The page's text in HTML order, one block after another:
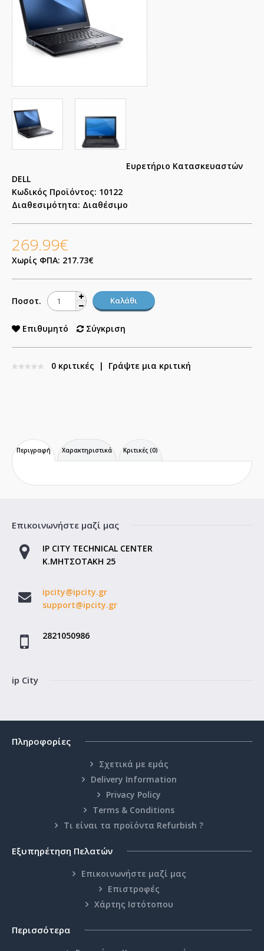
Ευρετήριο Κατασκευαστών
DELL
Κωδικός Προϊόντος: 10122
Διαθεσιμότητα: Διαθέσιμο
269.99€
Χωρίς ΦΠΑ: 217.73€
Ποσοτ.
Επιθυμητό Σύγκριση
0 κριτικές | Γράψτε μια κριτική
Περιγραφή Χαρακτηριστικά Κριτικές (0)
Επικοινωνήστε μαζί μας
IP CITY TECHNICAL CENTER
Κ.ΜΗΤΣΟΤΑΚΗ 25
ipcity@ipcity.gr
support@ipcity.gr
2821050986
ip City
Πληροφορίες
Σχετικά με εμάς
Delivery Information
Privacy Policy
Terms & Conditions
Τι είναι τα προϊόντα Refurbish ?
Εξυπηρέτηση Πελατών
Επικοινωνήστε μαζί μας
Επιστροφές
Χάρτης Ιστότοπου
Περισσότερα